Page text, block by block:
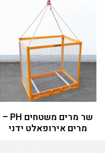
שר מרים משטחים PH –
מרים אירופאלט ידני